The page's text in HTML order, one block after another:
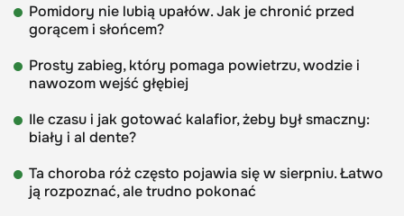
Pomidory nie lubią upałów. Jak je chronić przed
gorącem i słońcem?
Prosty zabieg, który pomaga powietrzu, wodzie i
nawozom wejść głębiej
Ile czasu i jak gotować kalafior, żeby był smaczny:
biały i al dente?
Ta choroba róż często pojawia się w sierpniu. Łatwo
ją rozpoznać, ale trudno pokonać